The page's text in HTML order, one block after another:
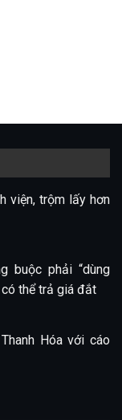
viện, trộm lấy hơn
buộc phải “dùng
thể trả giá đắt
Hóa với cáo